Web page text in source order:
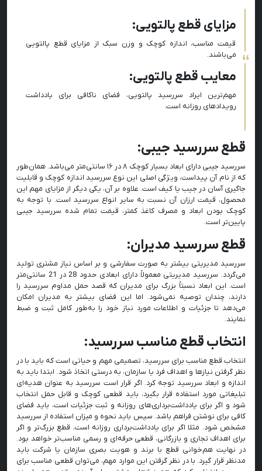
مزایای قطع پالتویی:
قیمت مناسب، اندازه کوچک و وزن سبک از مزایای قطع پالتویی
می‌باشند.
معایب قطع پالتویی:
مهم‌ترین ایراد سررسید پالتویی، فضای ناکافی برای یادداشت
رویدادهای روزانه است.
قطع سررسید جیبی:
سررسید جیبی دارای ابعاد بسیار کوچک ۸ در ۱۶ سانتی‌متر می‌باشد. همان‌طور
که از نام آن پیداست، ویژگی اصلی این نوع سررسید اندازه کوچک و قابلیت
جاگیری آسان در جیب یا کیف است. علاوه بر آن، یکی دیگر از مزایای مهم این
محصول، قیمت ارزان آن نسبت به سایر انواع سررسید است. با توجه به
کوچک بودن ابعاد و مصرف کاغذ کمتر، قیمت تمام شده سررسید جیبی
پایین‌تر است.
قطع سررسید مدیران:
سررسید مدیریتی بیشتر به صورت سفارشی و بر اساس نیاز مشتری تولید
می‌گردد. سررسید مدیریتی معمولاً دارای ابعادی حدود 28 در 21 سانتی‌متر
است. این ابعاد نسبتاً بزرگ برای مدیران که قصد حمل مداوم سررسید را
دارند، چندان توصیه نمی‌شود. اما این فضای بیشتر به مدیران امکان
می‌دهد تا جزئیات و اطلاعات مورد نیاز خود را به‌طور کامل ثبت و ضبط
نمایند.
انتخاب قطع مناسب سررسید:
انتخاب قطع مناسب برای سررسید، تصمیمی مهم و حیاتی است که باید با در
نظر گرفتن نیازها و اهداف فرد یا سازمان، به درستی اتخاذ شود. ابتدا باید به
اندازه و ابعاد سررسید توجه کرد. اگر قرار است سررسید به عنوان هدیه‌ای
تبلیغاتی مورد استفاده قرار بگیرد، باید قطعی کوچک و قابل حمل انتخاب
شود و اگر برای یادداشت‌برداری‌های روزانه و ثبت جزئیات است، باید فضای
کافی برای نوشتن فراهم باشد. سپس باید نحوه و میزان استفاده از سررسید
مشخص شود. مثلا اگر برای یادداشت‌برداری روزانه است، قطع بزرگ‌تر و اگر
برای اهداف تجاری و بازرگانی، قطعی حرفه‌ای و رسمی مناسب‌تر خواهد بود.
در نهایت هم‌خوانی قطع با برند و هویت بصری سازمان یا شرکت باید
مدنظر قرار گیرد. با در نظر گرفتن این موارد مهم، می‌توان قطعی مناسب برای